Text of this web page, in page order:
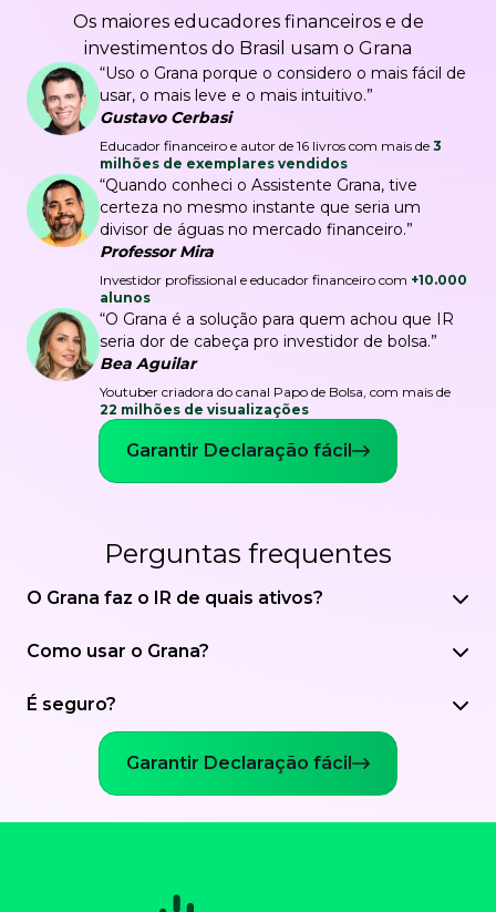
Os maiores educadores financeiros e de
investimentos do Brasil usam o Grana
“Uso o Grana porque o considero o mais fácil de
usar, o mais leve e o mais intuitivo.”
Gustavo Cerbasi
Educador financeiro e autor de 16 livros com mais de 3
milhões de exemplares vendidos
“Quando conheci o Assistente Grana, tive
certeza no mesmo instante que seria um
divisor de águas no mercado financeiro.”
Professor Mira
Investidor profissional e educador financeiro com +10.000
alunos
“O Grana é a solução para quem achou que IR
seria dor de cabeça pro investidor de bolsa.”
Bea Aguilar
Youtuber criadora do canal Papo de Bolsa, com mais de
22 milhões de visualizações
Garantir Declaração fácil
Perguntas frequentes
O Grana faz o IR de quais ativos?
Como usar o Grana?
É seguro?
Garantir Declaração fácil